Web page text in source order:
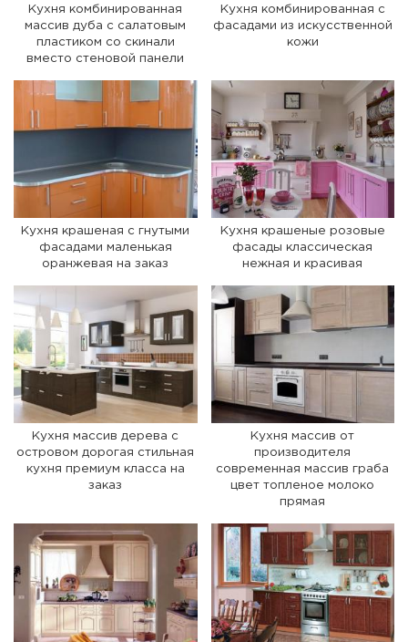
Кухня комбинированная
массив дуба с салатовым
пластиком со скинали
вместо стеновой панели
Кухня комбинированная с
фасадами из искусственной
кожи
Кухня крашеная с гнутыми
фасадами маленькая
оранжевая на заказ
Кухня крашеные розовые
фасады классическая
нежная и красивая
Кухня массив дерева с
островом дорогая стильная
кухня премиум класса на
заказ
Кухня массив от
производителя
современная массив граба
цвет топленое молоко
прямая